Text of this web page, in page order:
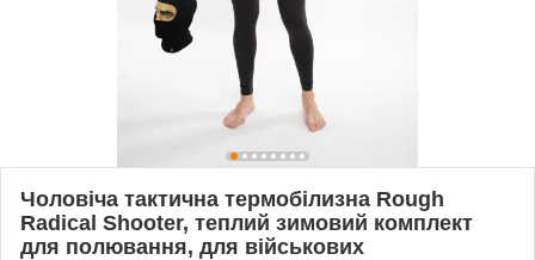
Чоловіча тактична термобілизна Rough
Radical Shooter, теплий зимовий комплект
для полювання, для військових